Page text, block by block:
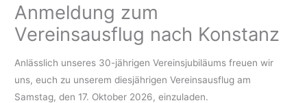
Anmeldung zum
Vereinsausflug nach Konstanz
Anlässlich unseres 30-jährigen Vereinsjubiläums freuen wir
uns, euch zu unserem diesjährigen Vereinsausflug am
Samstag, den 17. Oktober 2026, einzuladen.